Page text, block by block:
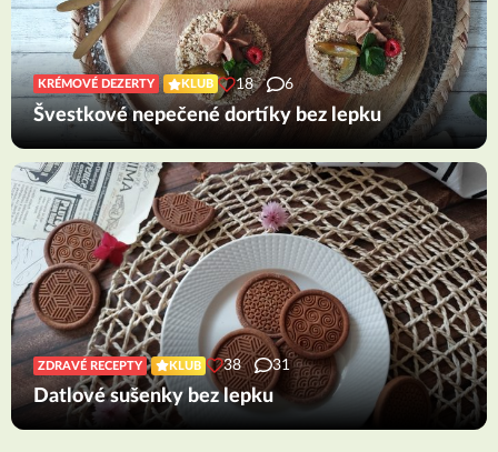
KRÉMOVÉ DEZERTY KLUB 18 6
Švestkové nepečené dortíky bez lepku
ZDRAVÉ RECEPTY KLUB 38 31
Datlové sušenky bez lepku